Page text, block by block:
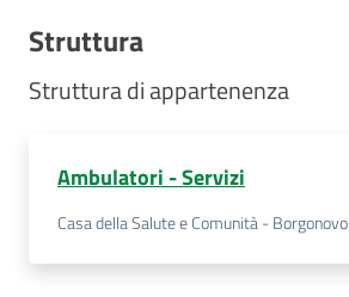
Struttura
Struttura di appartenenza
Ambulatori - Servizi
Casa della Salute e Comunità - Borgonovo